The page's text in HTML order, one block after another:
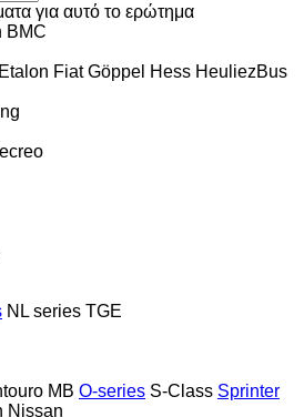
για αυτό το ερώτημα
BMC
Etalon Fiat Göppel Hess HeuliezBus
NL series TGE
MB O-series S-Class Sprinter
Nissan